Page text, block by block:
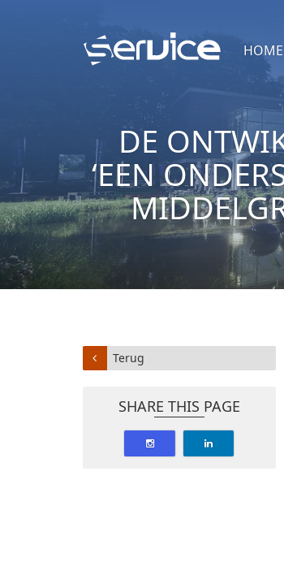
HOME
DE
‘EEN
Terug
SHARE THIS PAGE